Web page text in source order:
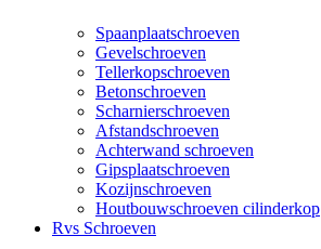
Spaanplaatschroeven
Gevelschroeven
Tellerkopschroeven
Betonschroeven
Scharnierschroeven
Afstandschroeven
Achterwand schroeven
Gipsplaatschroeven
Kozijnschroeven
Houtbouwschroeven cilinderkop
Rvs Schroeven